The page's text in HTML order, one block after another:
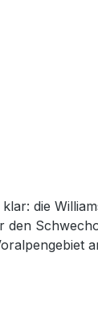
die